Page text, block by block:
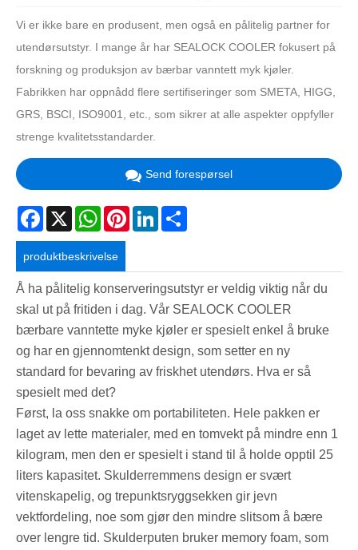
Vi er ikke bare en produsent, men også en pålitelig partner for
utendørsutstyr. I mange år har SEALOCK COOLER fokusert på
forskning og produksjon av bærbar vanntett myk kjøler.
Fabrikken har oppnådd flere sertifiseringer som SMETA, HIGG,
GRS, BSCI, ISO9001, etc., som sikrer at alle aspekter oppfyller
strenge kvalitetsstandarder.
Send forespørsel
Facebook
X WhatsAppPinterestLinkedIn
produktbeskrivelse
Å ha pålitelig konserveringsutstyr er veldig viktig når du
skal ut på fritiden i dag. Vår SEALOCK COOLER
bærbare vanntette myke kjøler er spesielt enkel å bruke
og har en gjennomtenkt design, som setter en ny
standard for bevaring av friskhet utendørs. Hva er så
spesielt med det?
Først, la oss snakke om portabiliteten. Hele pakken er
laget av lette materialer, med en tomvekt på mindre enn 1
kilogram, men den er spesielt i stand til å holde opptil 25
liters kapasitet. Skulderremmens design er svært
vitenskapelig, og trepunktsryggsekken gir jevn
vektfordeling, noe som gjør den mindre slitsom å bære
over lengre tid. Skulderputen bruker memory foam, som